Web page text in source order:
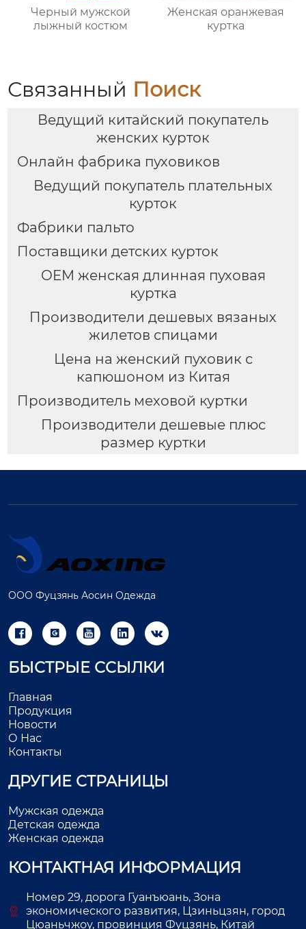
Черный мужской
лыжный костюм
Женская оранжевая
куртка
Связанный Поиск
Ведущий китайский покупатель
женских курток
Онлайн фабрика пуховиков
Ведущий покупатель плательных
курток
Фабрики пальто
Поставщики детских курток
OEM женская длинная пуховая
куртка
Производители дешевых вязаных
жилетов спицами
Цена на женский пуховик с
капюшоном из Китая
Производитель меховой куртки
Производители дешевые плюс
размер куртки
ООО Фуцзянь Аосин Одежда
    
БЫСТРЫЕ ССЫЛКИ
Главная
Продукция
Новости
О Нас
Контакты
ДРУГИЕ СТРАНИЦЫ
Мужская одежда
Детская одежда
Женская одежда
КОНТАКТНАЯ ИНФОРМАЦИЯ
Номер 29, дорога Гуанъюань, Зона
экономического развития, Цзиньцзян, город
Цюаньчжоу, провинция Фуцзянь, Китай